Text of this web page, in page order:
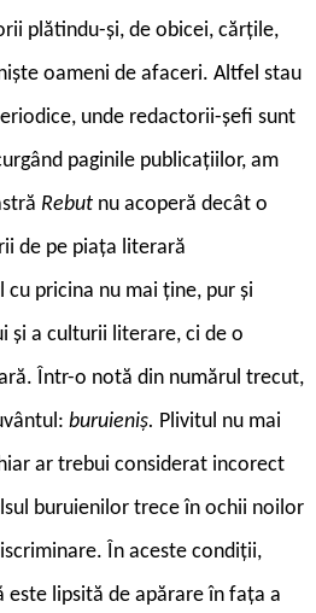
plătindu-și, de obicei, cărțile,
oameni de afaceri. Altfel stau
unde redactorii-șefi sunt
paginile publicațiilor, am
Rebut nu acoperă decât o
de pe piața literară
cu pricina nu mai ține, pur și
și a culturii literare, ci de o
Într-o notă din numărul trecut,
buruieniș. Plivitul nu mai
ar trebui considerat incorect
buruienilor trece în ochii noilor
În aceste condiții,
lipsită de apărare în fața a